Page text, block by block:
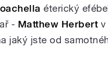
éterický
- Matthew Herbert v
jaký jste od